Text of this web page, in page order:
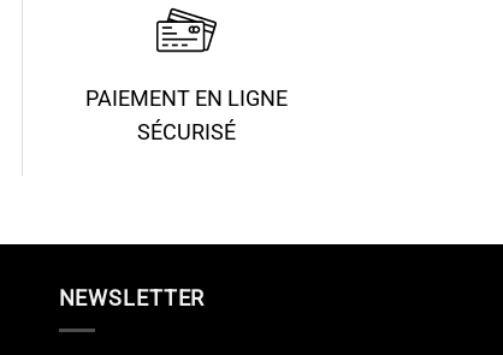
PAIEMENT EN LIGNE
SÉCURISÉ
NEWSLETTER